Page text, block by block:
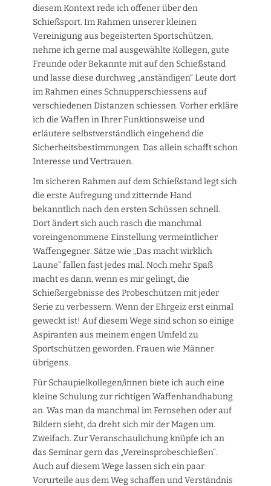
diesem Kontext rede ich offener über den
Schießsport. Im Rahmen unserer kleinen
Vereinigung aus begeisterten Sportschützen,
nehme ich gerne mal ausgewählte Kollegen, gute
Freunde oder Bekannte mit auf den Schießstand
und lasse diese durchweg „anständigen“ Leute dort
im Rahmen eines Schnupperschiessens auf
verschiedenen Distanzen schiessen. Vorher erkläre
ich die Waffen in Ihrer Funktionsweise und
erläutere selbstverständlich eingehend die
Sicherheitsbestimmungen. Das allein schafft schon
Interesse und Vertrauen.
Im sicheren Rahmen auf dem Schießstand legt sich
die erste Aufregung und zitternde Hand
bekanntlich nach den ersten Schüssen schnell.
Dort ändert sich auch rasch die manchmal
voreingenommene Einstellung vermeintlicher
Waffengegner. Sätze wie „Das macht wirklich
Laune“ fallen fast jedes mal. Noch mehr Spaß
macht es dann, wenn es mir gelingt, die
Schießergebnisse des Probeschützen mit jeder
Serie zu verbessern. Wenn der Ehrgeiz erst einmal
geweckt ist! Auf diesem Wege sind schon so einige
Aspiranten aus meinem engen Umfeld zu
Sportschützen geworden. Frauen wie Männer
übrigens.
Für Schaupielkollegen/innen biete ich auch eine
kleine Schulung zur richtigen Waffenhandhabung
an. Was man da manchmal im Fernsehen oder auf
Bildern sieht, da dreht sich mir der Magen um.
Zweifach. Zur Veranschaulichung knüpfe ich an
das Seminar gern das „Vereinsprobeschießen“.
Auch auf diesem Wege lassen sich ein paar
Vorurteile aus dem Weg schaffen und Verständnis